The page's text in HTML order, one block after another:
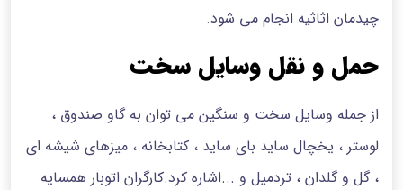
چیدمان اثاثیه انجام می شود.
حمل و نقل وسایل سخت
از جمله وسایل سخت و سنگین می توان به گاو صندوق ،
لوستر ، یخچال ساید بای ساید ، کتابخانه ، میزهای شیشه ای
، گل و گلدان ، تردمیل و ...اشاره کرد.کارگران اتوبار همسایه